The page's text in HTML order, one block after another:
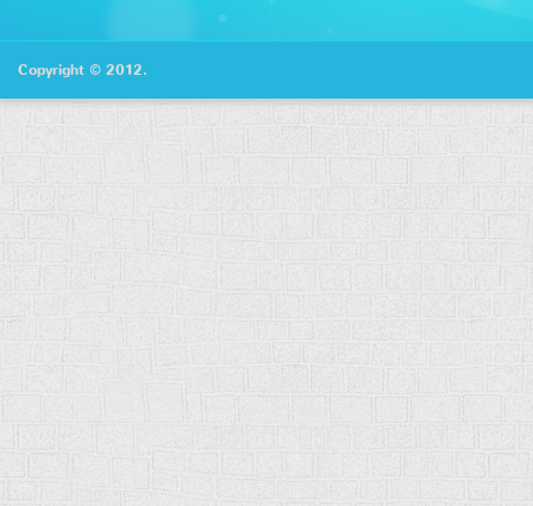
Copyright © 2012.